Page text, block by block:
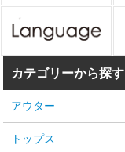
カテゴリーから探す
アウター
トップス